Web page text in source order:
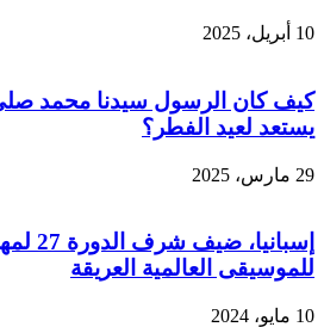
10 أبريل، 2025
كيف كان الرسول سيدنا محمد
يستعد لعيد الفطر؟
29 مارس، 2025
للموسيقى العالمية العريقة
10 مايو، 2024